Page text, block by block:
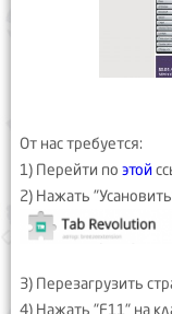
От нас требуется:
1) Перейти по этой
2) Нажать
3) Перезагрузить
4) Нажать "F11" на